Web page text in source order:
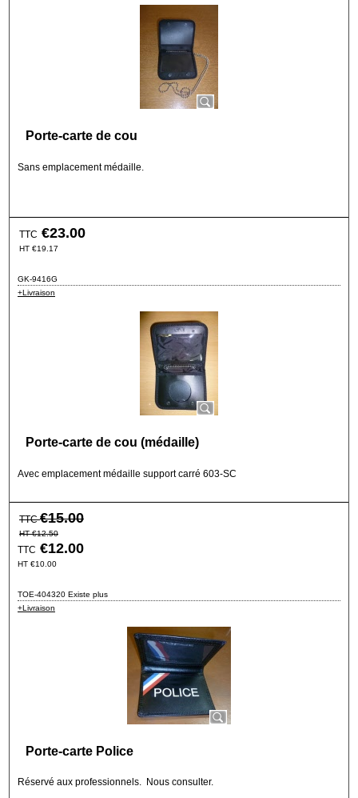
Porte-carte de cou
Sans emplacement médaille.
TTC €23.00
HT €19.17
GK-9416G
+Livraison
Porte-carte de cou (médaille)
Avec emplacement médaille support carré 603-SC
TTC €15.00
HT €12.50
TTC €12.00
HT €10.00
TOE-404320 Existe plus
+Livraison
Porte-carte Police
Réservé aux professionnels. Nous consulter.